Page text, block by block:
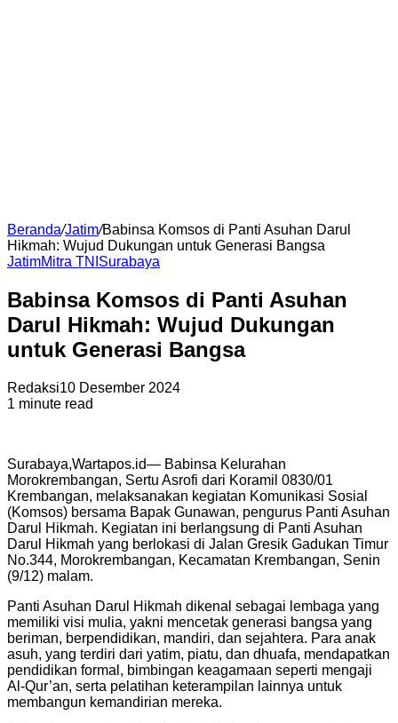
Beranda/Jatim/Babinsa Komsos di Panti Asuhan Darul
Hikmah: Wujud Dukungan untuk Generasi Bangsa
JatimMitra TNI Surabaya
Babinsa Komsos di Panti Asuhan
Darul Hikmah: Wujud Dukungan
untuk Generasi Bangsa
Redaksi10 Desember 2024
1 minute read
Surabaya,Wartapos.id— Babinsa Kelurahan
Morokrembangan, Sertu Asrofi dari Koramil 0830/01
Krembangan, melaksanakan kegiatan Komunikasi Sosial
(Komsos) bersama Bapak Gunawan, pengurus Panti Asuhan
Darul Hikmah. Kegiatan ini berlangsung di Panti Asuhan
Darul Hikmah yang berlokasi di Jalan Gresik Gadukan Timur
No.344, Morokrembangan, Kecamatan Krembangan, Senin
(9/12) malam.
Panti Asuhan Darul Hikmah dikenal sebagai lembaga yang
memiliki visi mulia, yakni mencetak generasi bangsa yang
beriman, berpendidikan, mandiri, dan sejahtera. Para anak
asuh, yang terdiri dari yatim, piatu, dan dhuafa, mendapatkan
pendidikan formal, bimbingan keagamaan seperti mengaji
Al-Qur’an, serta pelatihan keterampilan lainnya untuk
membangun kemandirian mereka.